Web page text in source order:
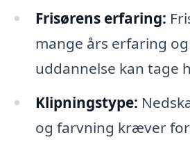
Frisørens erfaring:
mange års erfaring
uddannelse kan tage
Klipningstype:
og farvning kræver